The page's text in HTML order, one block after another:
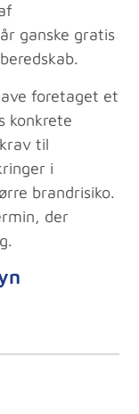
ganske gratis
foretaget et
konkrete
til
i
brandrisiko.
der